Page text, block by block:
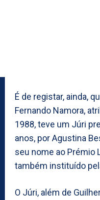
É de registar, ainda,
Fernando Namora,
1988, teve um Júri
anos, por Agustina
seu nome ao Prémio
também instituído
O Júri, além de